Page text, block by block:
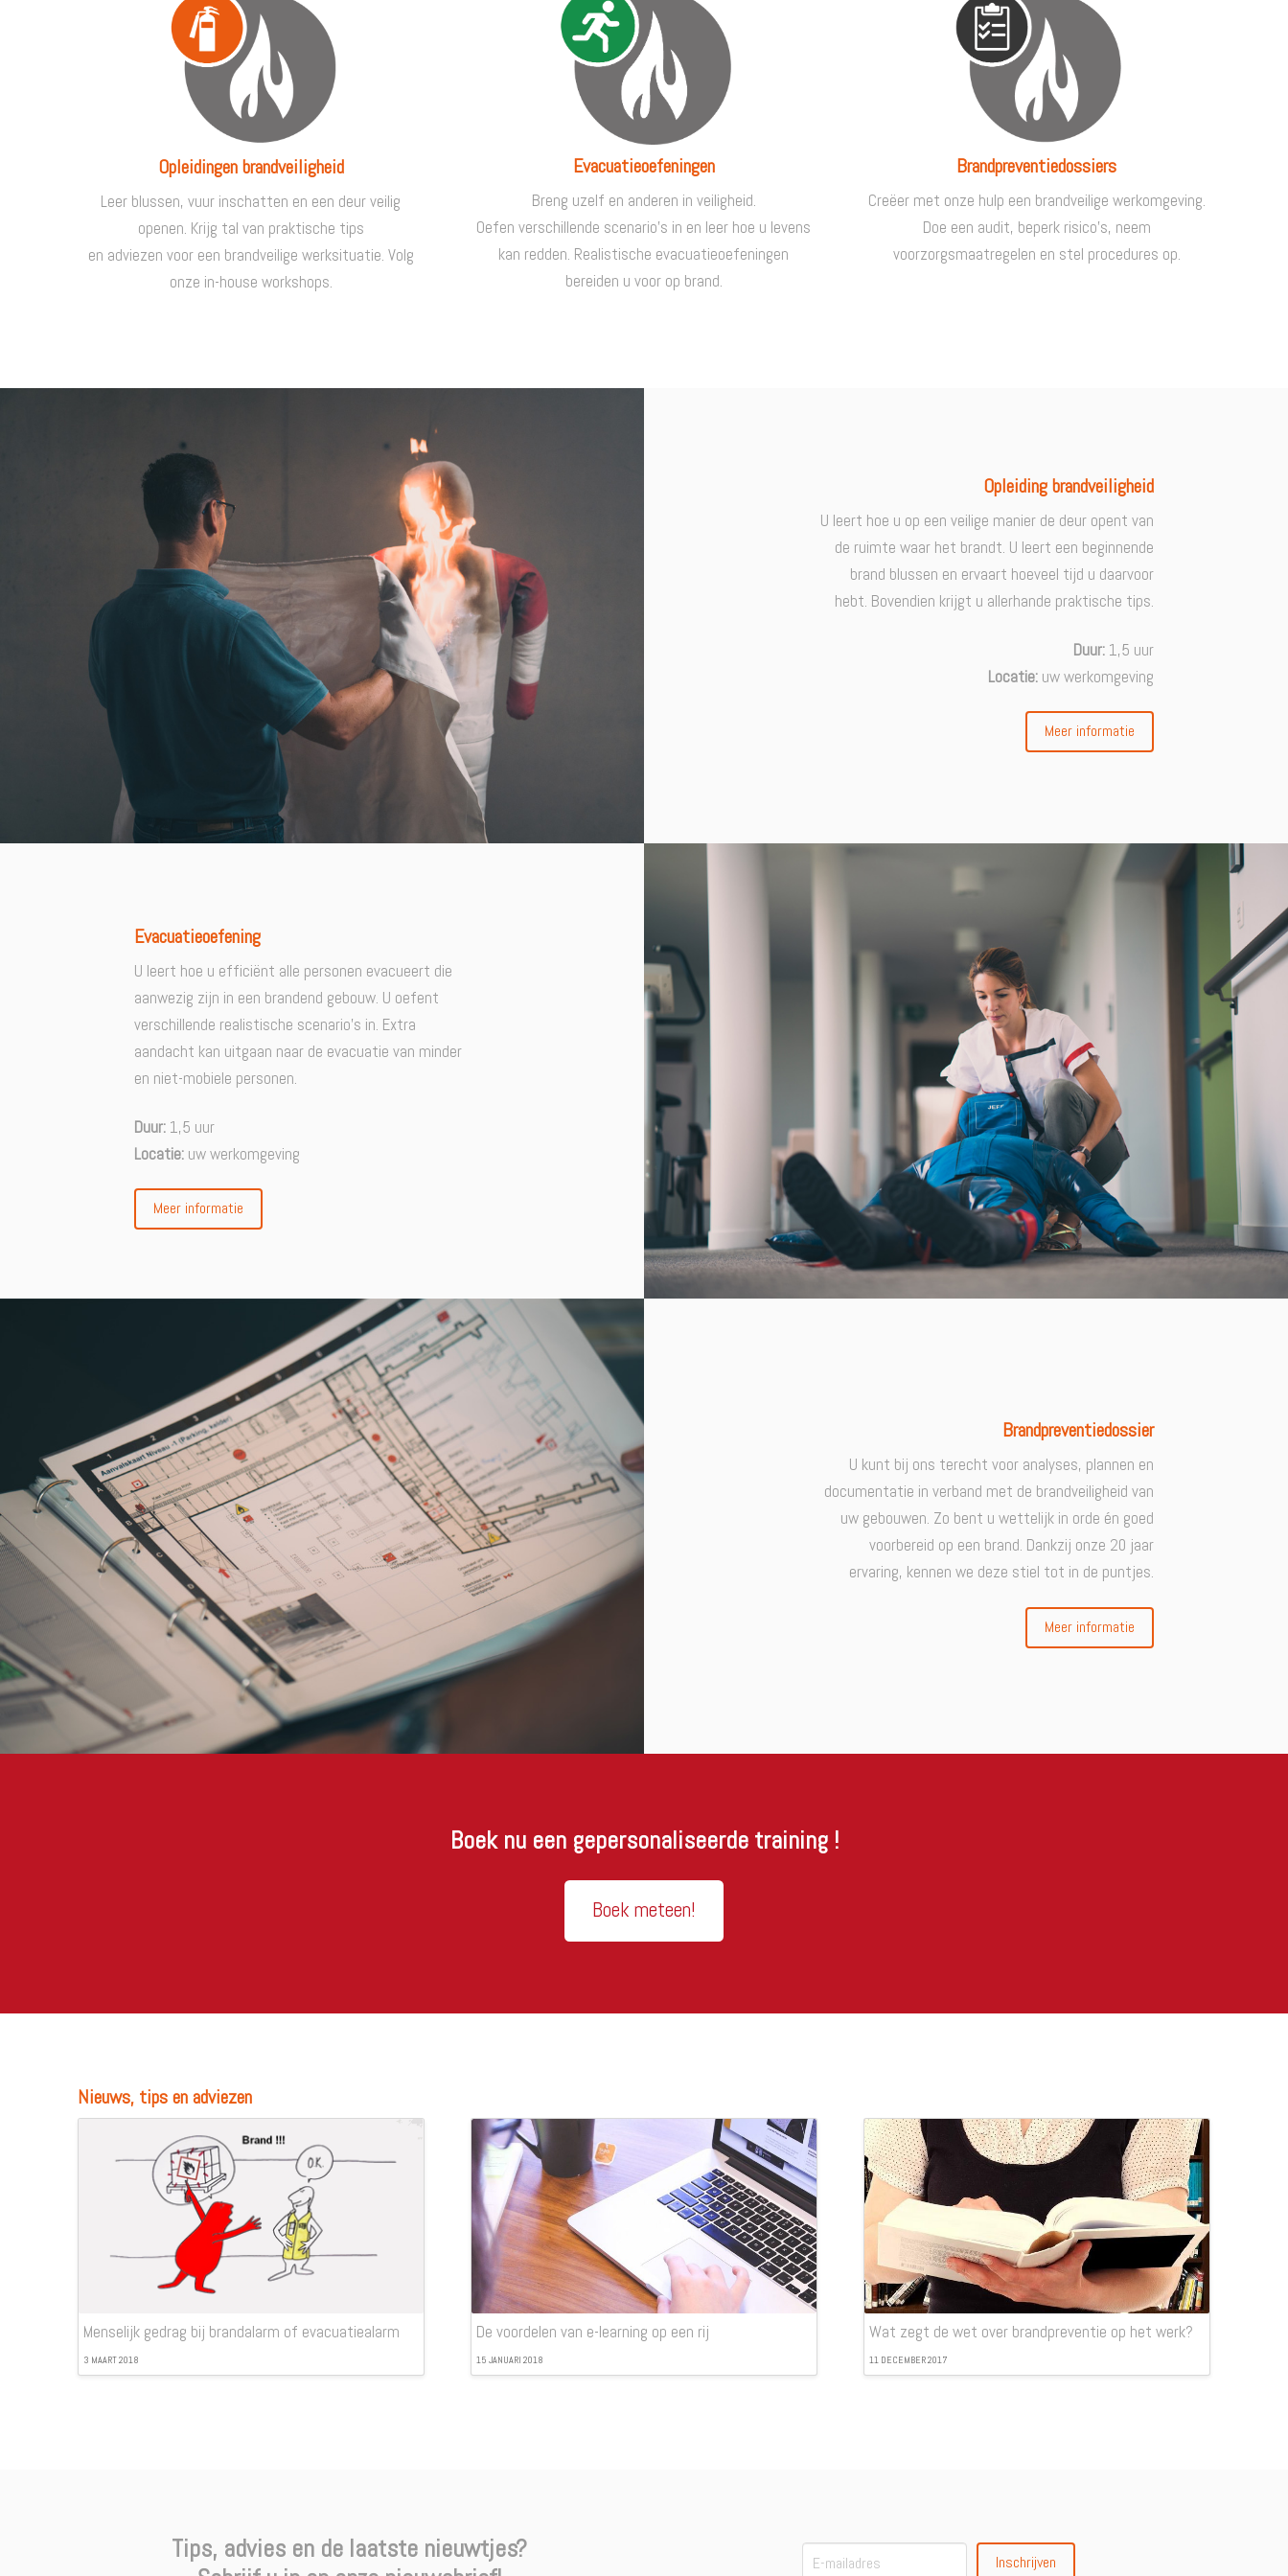
Opleidingen brandveiligheid
Leer blussen, vuur inschatten en een deur veilig
openen. Krijg tal van praktische tips
en adviezen voor een brandveilige werksituatie. Volg
onze in-house workshops.
Evacuatieoefeningen
Breng uzelf en anderen in veiligheid.
Oefen verschillende scenario’s in en leer hoe u levens
kan redden. Realistische evacuatieoefeningen
bereiden u voor op brand.
Brandpreventiedossiers
Creëer met onze hulp een brandveilige werkomgeving.
Doe een audit, beperk risico’s, neem
voorzorgsmaatregelen en stel procedures op.
Opleiding brandveiligheid
U leert hoe u op een veilige manier de deur opent van
de ruimte waar het brandt. U leert een beginnende
brand blussen en ervaart hoeveel tijd u daarvoor
hebt. Bovendien krijgt u allerhande praktische tips.
Duur: 1,5 uur
Locatie: uw werkomgeving
Meer informatie
Evacuatieoefening
U leert hoe u efficiënt alle personen evacueert die
aanwezig zijn in een brandend gebouw. U oefent
verschillende realistische scenario’s in. Extra
aandacht kan uitgaan naar de evacuatie van minder
en niet-mobiele personen.
Duur: 1,5 uur
Locatie: uw werkomgeving
Meer informatie
Brandpreventiedossier
U kunt bij ons terecht voor analyses, plannen en
documentatie in verband met de brandveiligheid van
uw gebouwen. Zo bent u wettelijk in orde én goed
voorbereid op een brand. Dankzij onze 20 jaar
ervaring, kennen we deze stiel tot in de puntjes.
Meer informatie
Boek nu een gepersonaliseerde training !
Boek meteen!
Nieuws, tips en adviezen
Menselijk gedrag bij brandalarm of evacuatiealarm
3 MAART 2018
De voordelen van e-learning op een rij
15 JANUARI 2018
Wat zegt de wet over brandpreventie op het werk?
11 DECEMBER 2017
Tips, advies en de laatste nieuwtjes?